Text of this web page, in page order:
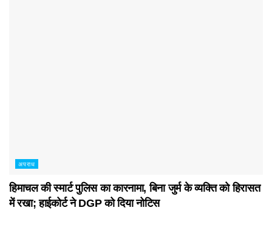
अपराध
हिमाचल की स्मार्ट पुलिस का कारनामा, बिना जुर्म के व्यक्ति को हिरासत
में रखा; हाईकोर्ट ने DGP को दिया नोटिस